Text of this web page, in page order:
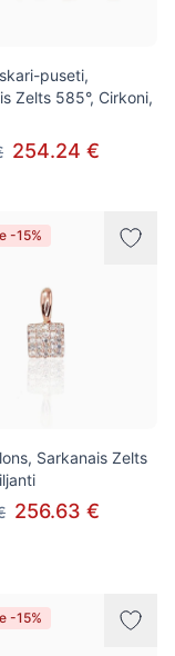
puseti,
Zelts 585°, Cirkoni,
254.24 €
-15%
Sarkanais Zelts
256.63 €
-15%